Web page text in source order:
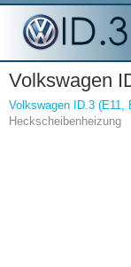
Volkswagen
Volkswagen ID.3 (E11,
Heckscheibenheizung